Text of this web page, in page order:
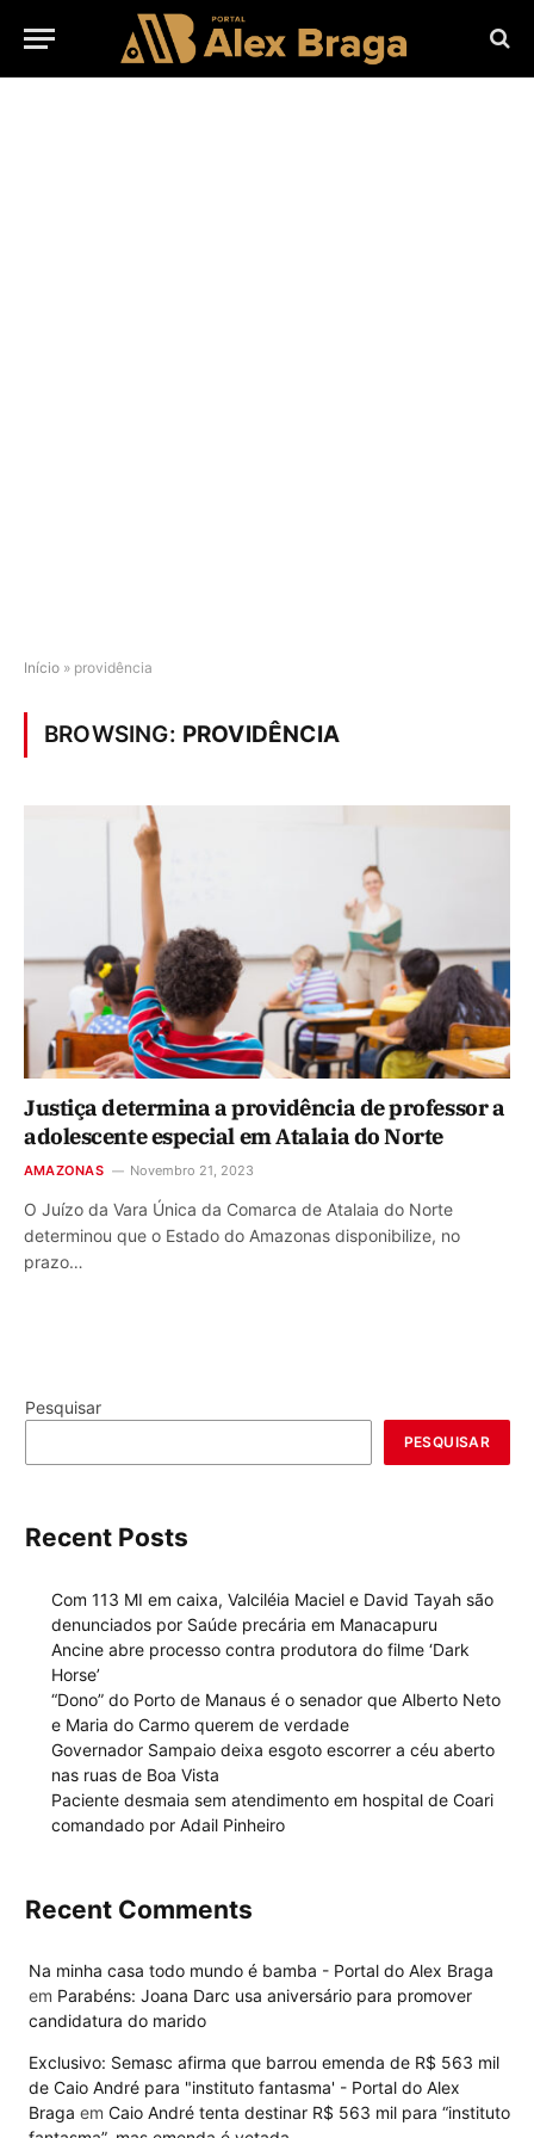
Início » providência
BROWSING: PROVIDÊNCIA
Justiça determina a providência de professor a
adolescente especial em Atalaia do Norte
AMAZONAS Novembro 21, 2023
O Juízo da Vara Única da Comarca de Atalaia do Norte
determinou que o Estado do Amazonas disponibilize, no
prazo…
Pesquisar
PESQUISAR
Recent Posts
Com 113 MI em caixa, Valciléia Maciel e David Tayah são
denunciados por Saúde precária em Manacapuru
Ancine abre processo contra produtora do filme ‘Dark
Horse’
“Dono” do Porto de Manaus é o senador que Alberto Neto
e Maria do Carmo querem de verdade
Governador Sampaio deixa esgoto escorrer a céu aberto
nas ruas de Boa Vista
Paciente desmaia sem atendimento em hospital de Coari
comandado por Adail Pinheiro
Recent Comments
Na minha casa todo mundo é bamba - Portal do Alex Braga
em Parabéns: Joana Darc usa aniversário para promover
candidatura do marido
Exclusivo: Semasc afirma que barrou emenda de R$ 563 mil
de Caio André para "instituto fantasma' - Portal do Alex
Braga em Caio André tenta destinar R$ 563 mil para “instituto